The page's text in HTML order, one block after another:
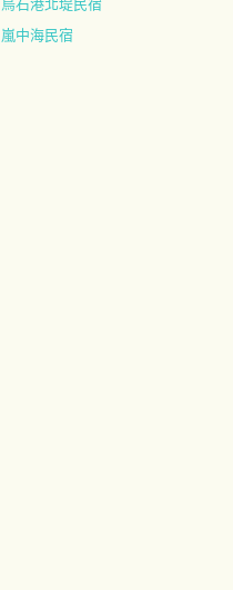
烏石港北堤民宿
嵐中海民宿